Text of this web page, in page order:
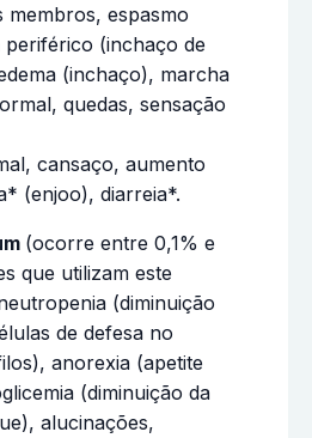
membros, espasmo
periférico (inchaço de
(inchaço), marcha
quedas, sensação
cansaço, aumento
(enjoo), diarreia*.
(ocorre entre 0,1% e
que utilizam este
(diminuição
de defesa no
anorexia (apetite
(diminuição da
alucinações,